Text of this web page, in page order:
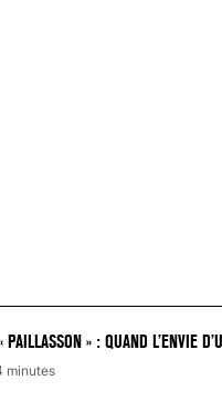
» : QUAND L’ENVIE
minutes